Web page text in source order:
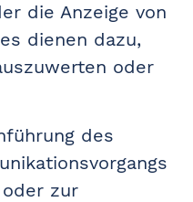
die Anzeige von
dienen dazu,
oder
des
zur